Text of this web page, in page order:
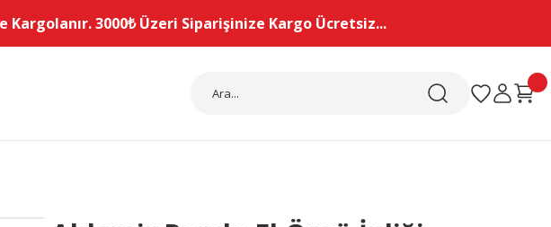
3000₺ Üzeri Siparişinize Kargo Ücretsiz...